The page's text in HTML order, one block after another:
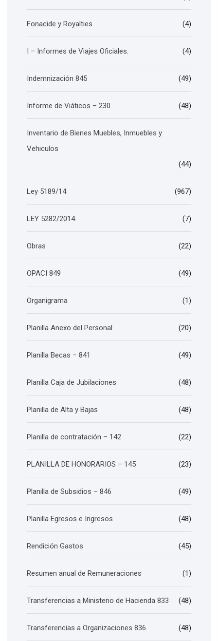
Fonacide y Royalties (4)
I – Informes de Viajes Oficiales. (4)
Indemnización 845 (49)
Informe de Viáticos – 230 (48)
Inventario de Bienes Muebles, Inmuebles y
Vehiculos
(44)
Ley 5189/14 (967)
LEY 5282/2014 (7)
Obras (22)
OPACI 849 (49)
Organigrama (1)
Planilla Anexo del Personal (20)
Planilla Becas – 841 (49)
Planilla Caja de Jubilaciones (48)
Planilla de Alta y Bajas (48)
Planilla de contratación – 142 (22)
PLANILLA DE HONORARIOS – 145 (23)
Planilla de Subsidios – 846 (49)
Planilla Egresos e Ingresos (48)
Rendición Gastos (45)
Resumen anual de Remuneraciones (1)
Transferencias a Ministerio de Hacienda 833 (48)
Transferencias a Organizaciones 836 (48)